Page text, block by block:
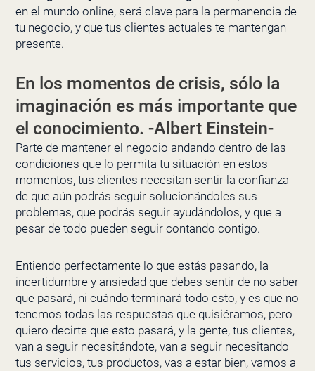
en el mundo online, será clave para la permanencia de
tu negocio, y que tus clientes actuales te mantengan
presente.
En los momentos de crisis, sólo la
imaginación es más importante que
el conocimiento. -Albert Einstein-
Parte de mantener el negocio andando dentro de las
condiciones que lo permita tu situación en estos
momentos, tus clientes necesitan sentir la confianza
de que aún podrás seguir solucionándoles sus
problemas, que podrás seguir ayudándolos, y que a
pesar de todo pueden seguir contando contigo.
Entiendo perfectamente lo que estás pasando, la
incertidumbre y ansiedad que debes sentir de no saber
que pasará, ni cuándo terminará todo esto, y es que no
tenemos todas las respuestas que quisiéramos, pero
quiero decirte que esto pasará, y la gente, tus clientes,
van a seguir necesitándote, van a seguir necesitando
tus servicios, tus productos, vas a estar bien, vamos a